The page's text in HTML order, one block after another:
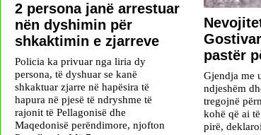
2 persona janë arrestuar
nën dyshimin për
shkaktimin e zjarreve
Policia ka privuar nga liria dy
persona, të dyshuar se kanë
shkaktuar zjarre në hapësira të
hapura në pjesë të ndryshme të
rajonit të Pellagonisë dhe
Maqedonisë perëndimore, njofton
pastër
Gjendja me
ndjeshëm
tregojnë
kohë që ai
pirë,